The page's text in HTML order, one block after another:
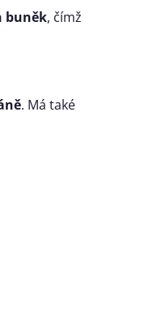
buněk, čímž
. Má také